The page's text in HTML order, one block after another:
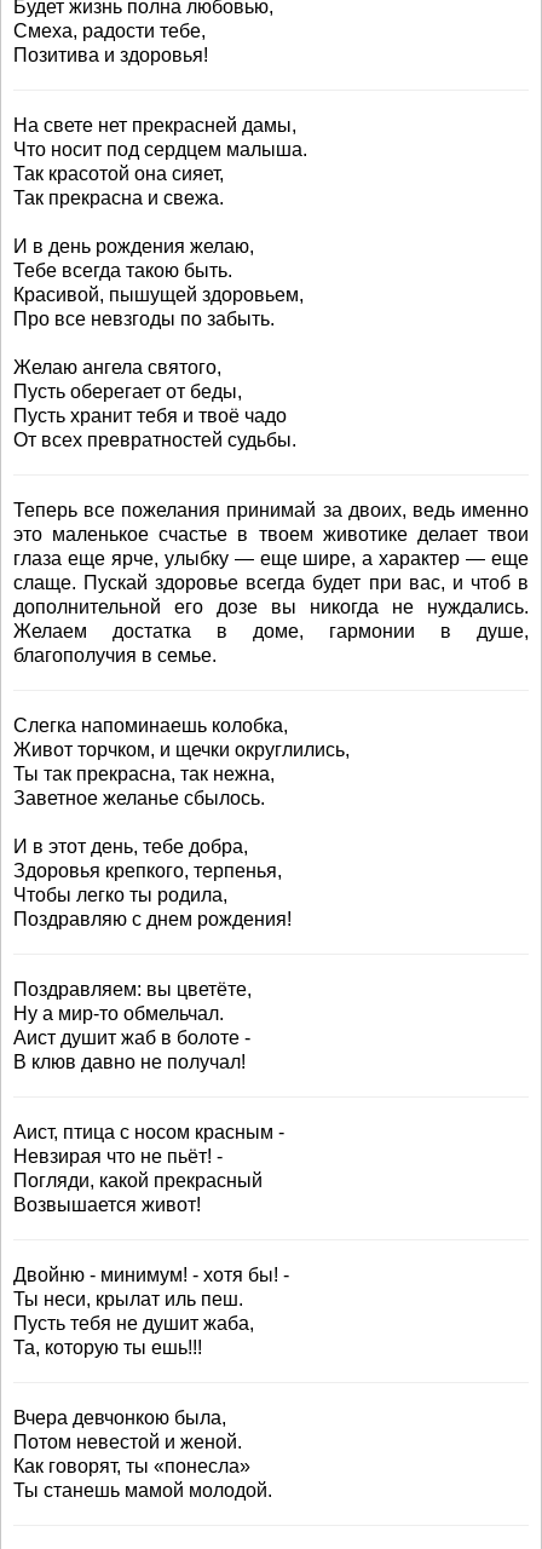
Будет жизнь полна любовью,
Смеха, радости тебе,
Позитива и здоровья!
На свете нет прекрасней дамы,
Что носит под сердцем малыша.
Так красотой она сияет,
Так прекрасна и свежа.
И в день рождения желаю,
Тебе всегда такою быть.
Красивой, пышущей здоровьем,
Про все невзгоды по забыть.
Желаю ангела святого,
Пусть оберегает от беды,
Пусть хранит тебя и твоё чадо
От всех превратностей судьбы.
Теперь все пожелания принимай за двоих, ведь именно
это маленькое счастье в твоем животике делает твои
глаза еще ярче, улыбку — еще шире, а характер — еще
слаще. Пускай здоровье всегда будет при вас, и чтоб в
дополнительной его дозе вы никогда не нуждались.
Желаем достатка в доме, гармонии в душе,
благополучия в семье.
Слегка напоминаешь колобка,
Живот торчком, и щечки округлились,
Ты так прекрасна, так нежна,
Заветное желанье сбылось.
И в этот день, тебе добра,
Здоровья крепкого, терпенья,
Чтобы легко ты родила,
Поздравляю с днем рождения!
Поздравляем: вы цветёте,
Ну а мир-то обмельчал.
Аист душит жаб в болоте -
В клюв давно не получал!
Аист, птица с носом красным -
Невзирая что не пьёт! -
Погляди, какой прекрасный
Возвышается живот!
Двойню - минимум! - хотя бы! -
Ты неси, крылат иль пеш.
Пусть тебя не душит жаба,
Та, которую ты ешь!!!
Вчера девчонкою была,
Потом невестой и женой.
Как говорят, ты «понесла»
Ты станешь мамой молодой.